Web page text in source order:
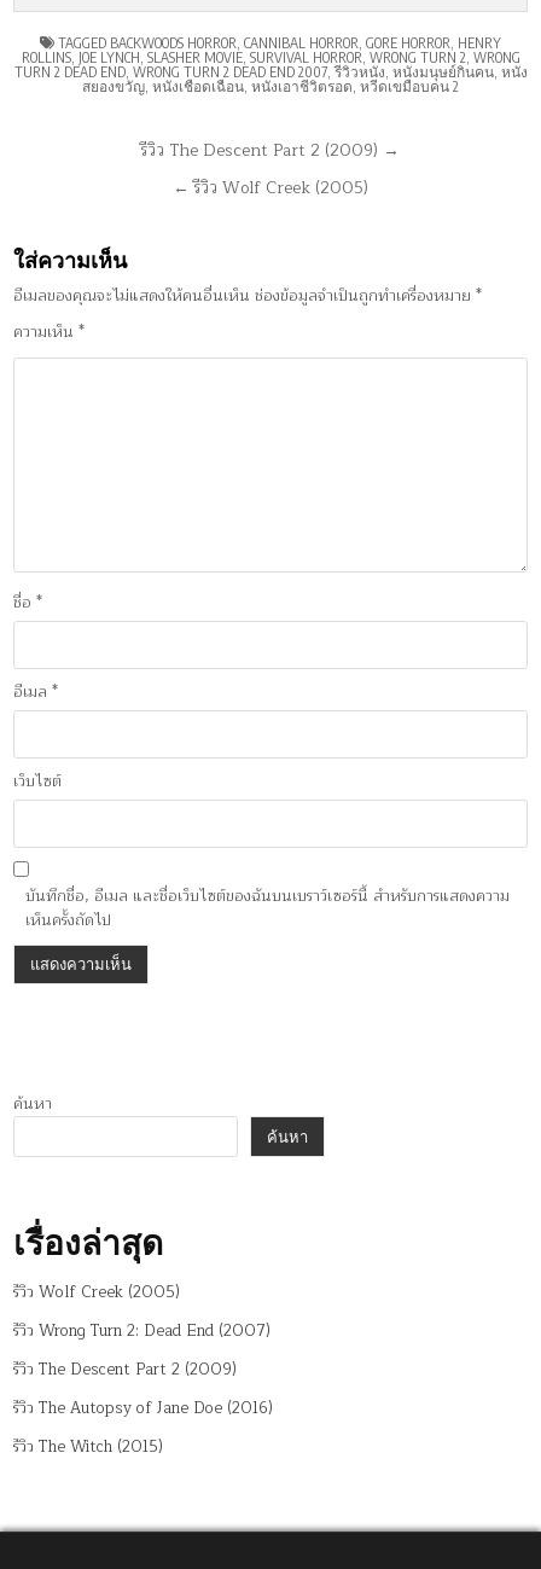
TAGGED BACKWOODS HORROR CANNIBAL HORROR GORE HORROR HENRY
ROLLINS, JOE LYNCH SLASHER MOVIE, SURVIVAL HORROR WRONG TURN 2 WRONG
TURN 2 DEAD END, WRONG TURN 2 DEAD END 2007,รีวิวหนัง หนังมนุษย์กินคน, หนัง
สยองขวัญ หนังเชือดเฉือน หนังเอาชีวิตรอด หวีดเขมือบคน 2
แนะแนวรีวิว The Descent Part 2 (2009) →
← รีวิว Wolf Creek (2005)
ใส่ความเห็น
อีเมลของคุณจะไม่แสดงให้คนอื่นเห็น ช่องข้อมูลจำเป็นถูกทำเครื่องหมาย*
ความเห็น*
ชื่อ*
อีเมล*
เว็บไซต์
บันทึกชื่อ, อีเมล และชื่อเว็บไซต์ของฉันบนเบราว์เซอร์นี้ สำหรับการแสดงความ
เห็นครั้งถัดไป
ค้นหา
ค้นหา
เรื่องล่าสุด
รีวิว Wolf Creek (2005)
รีวิว Wrong Turn 2: Dead End (2007)
รีวิว The Descent Part 2 (2009)
รีวิว The Autopsy of Jane Doe (2016)
รีวิว The Witch (2015)